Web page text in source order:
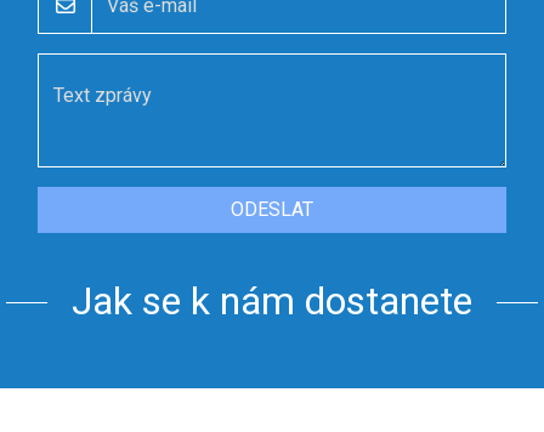
ODESLAT
Jak se k nám dostanete